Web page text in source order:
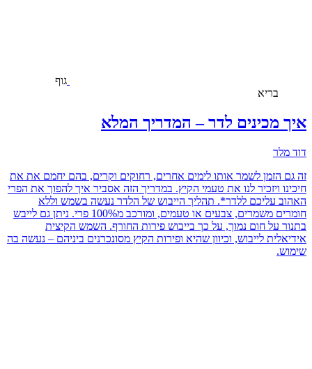
גוף
בריא
איך מכינים לדר – המדריך המלא
דוד מלר
זה גם הזמן לשמר אותו לימים אחרים, רחוקים וקרים, בהם יחמם את את
חיכינו ויזכיר לנו את טעמי הקיץ. במדריך הזה אסביר איך להפוך את הפרי
האהוב עליכם ללדר*. תהליך הייבוש של הלדר נעשה בשמש וללא
חומרים משמרים, צבעים או טעמים, ומורכב מ100% פרי. ניתן גם לייבש
בתנור על חום נמוך, על כך בייבוש פירות החורף. השמש הקיצית
אידיאלית לייבוש, וכיוון שהיא ופירות הקיץ מסונכרנים ביניהם – נעשה בה
שימוש.